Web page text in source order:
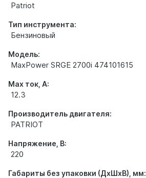
Patriot
Тип инструмента:
Бензиновый
Модель:
MaxPower SRGE 2700i 474101615
Max ток, А:
12.3
Производитель двигателя:
PATRIOT
Напряжение, В:
220
Габариты без упаковки (ДхШхВ), мм: